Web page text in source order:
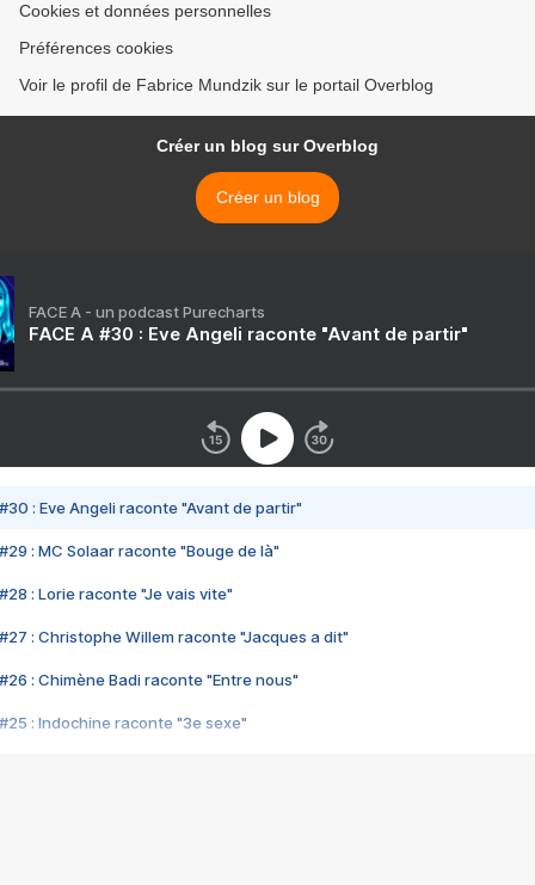
Cookies et données personnelles
Préférences cookies
Voir le profil de Fabrice Mundzik sur le portail Overblog
Créer un blog sur Overblog
Créer un blog
FACE A - un podcast Purecharts
FACE A #30 : Eve Angeli raconte "Avant de partir"
#30 : Eve Angeli raconte "Avant de partir"
#29 : MC Solaar raconte "Bouge de là"
#28 : Lorie raconte "Je vais vite"
#27 : Christophe Willem raconte "Jacques a dit"
#26 : Chimène Badi raconte "Entre nous"
#25 : Indochine raconte "3e sexe"